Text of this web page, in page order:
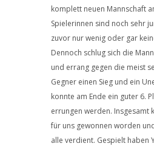
komplett neuen Mannschaft
Spielerinnen sind noch sehr
zuvor nur wenig oder gar
Dennoch schlug sich die
und errang gegen die meist
Gegner einen Sieg und ein
konnte am Ende ein guter 6.
errungen werden. Insgesamt
für uns gewonnen worden
alle verdient. Gespielt haben